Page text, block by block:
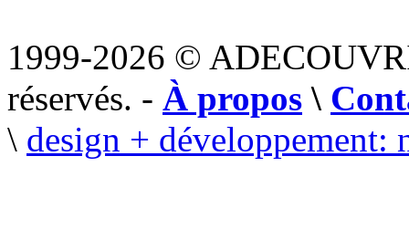
1999-2026 ©
réservés. - À propos \
\ design + développement: